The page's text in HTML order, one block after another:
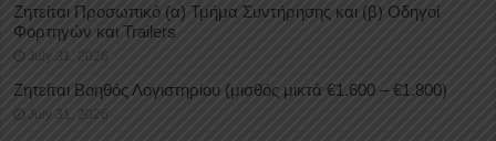
Ζητείται Προσωπικό (α) Τμήμα Συντήρησης και (β) Οδηγοί
Φορτηγών και Trailers
July 31, 2026
Ζητείται Βοηθός Λογιστηρίου (μισθός μικτά €1.600 – €1.800)
July 31, 2026